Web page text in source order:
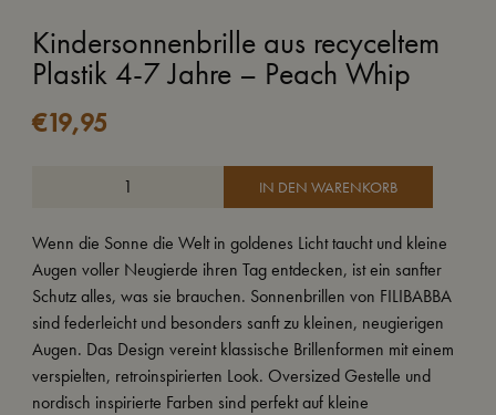
Kindersonnenbrille aus recyceltem
Plastik 4-7 Jahre – Peach Whip
€19,95
IN DEN WARENKORB
Wenn die Sonne die Welt in goldenes Licht taucht und kleine
Augen voller Neugierde ihren Tag entdecken, ist ein sanfter
Schutz alles, was sie brauchen. Sonnenbrillen von FILIBABBA
sind federleicht und besonders sanft zu kleinen, neugierigen
Augen. Das Design vereint klassische Brillenformen mit einem
verspielten, retroinspirierten Look. Oversized Gestelle und
nordisch inspirierte Farben sind perfekt auf kleine